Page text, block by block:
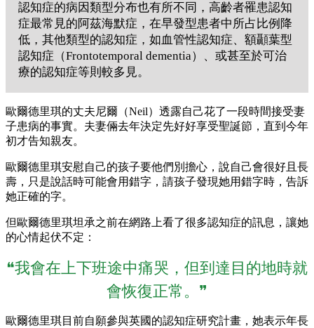
認知症的病因類型分布也有所不同，高齡者罹患認知
症最常見的阿茲海默症，在早發型患者中所占比例降
低，其他類型的認知症，如血管性認知症、額顳葉型
認知症（Frontotemporal dementia）、或甚至於可治
療的認知症等則較多見。
歐爾德里琪的丈夫尼爾（Neil）透露自己花了一段時間接受妻
子患病的事實。夫妻倆去年決定先好好享受聖誕節，直到今年
初才告知親友。
歐爾德里琪安慰自己的孩子要他們別擔心，說自己會很好且長
壽，只是說話時可能會用錯字，請孩子發現她用錯字時，告訴
她正確的字。
但歐爾德里琪坦承之前在網路上看了很多認知症的訊息，讓她
的心情起伏不定：
❝我會在上下班途中痛哭，但到達目的地時就
會恢復正常。❞
歐爾德里琪目前自願參與英國的認知症研究計畫，她表示年長